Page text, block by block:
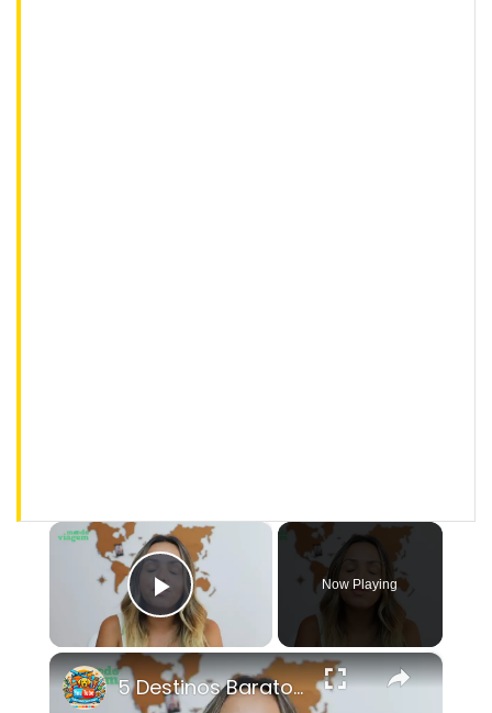
×
Play Video
Now Playing
×
5 Destinos Baratos no Brasil Para Conhecer e Amar!